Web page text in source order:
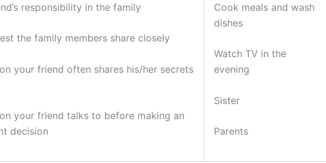
responsibility in the family
the family members share closely
your friend often shares his/her secrets
your friend talks to before making an
decision
Cook meals and wash
dishes
Watch TV in the
evening
Sister
Parents